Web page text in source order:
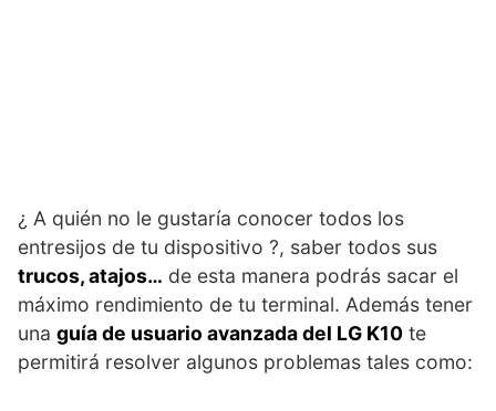
¿ A quién no le gustaría conocer todos los
entresijos de tu dispositivo ?, saber todos sus
trucos, atajos… de esta manera podrás sacar el
máximo rendimiento de tu terminal. Además tener
una guía de usuario avanzada del LG K10 te
permitirá resolver algunos problemas tales como: